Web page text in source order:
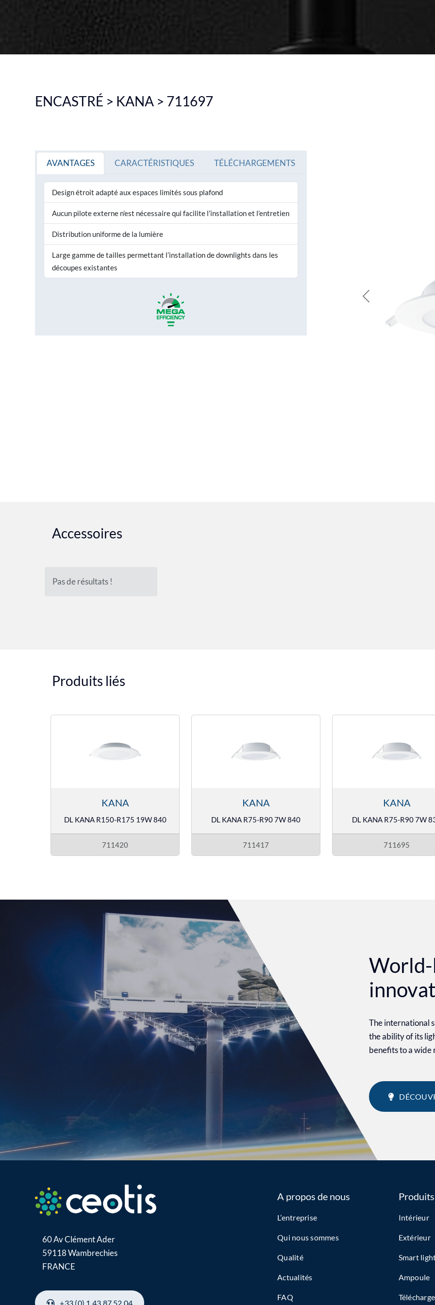
ENCASTRÉ > KANA > 711697
AVANTAGES CARACTÉRISTIQUES TÉLÉCHARGEMENTS
Design étroit adapté aux espaces limités sous plafond
Aucun pilote externe n’est nécessaire qui facilite l’installation et l’entretien
Distribution uniforme de la lumière
Large gamme de tailles permettant l’installation de downlights dans les
découpes existantes
Previous
Accessoires
Pas de résultats !
Produits liés
KANA
DL KANA R150-R175 19W 840
711420
KANA
DL KANA R75-R90 7W 840
711417
KANA
DL KANA R75-R90 7W
711695
The international
the ability of its
benefits to a wide
60 Av Clément Ader
59118 Wambrechies
FRANCE
+33 (0) 1 43 87 52 04
A propos de nous
L’entreprise
Qui nous sommes
Qualité
Actualités
FAQ
Produits
Intérieur
Extérieur
Smart
Ampoule